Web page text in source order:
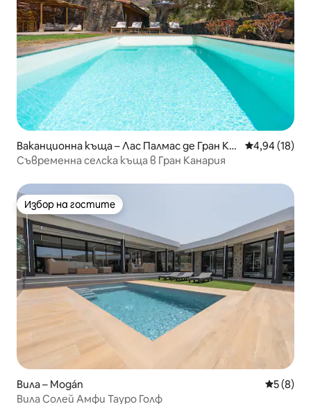
Ваканционна къща – Лас Палмас де Гран Ка
нария
Средна
4,94 (18)
Съвременна селска къща в Гран Канария
Избор на гостите
Избор на гостите
Вила – Mogán Средна
5 (8)
Вила Солей Амфи Тауро Голф